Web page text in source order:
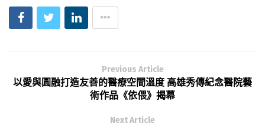
Previous Article
以愛與圓融打造友善的醫療空間溫度 高雄秀傳紀念醫院藝
術作品《依偎》揭幕
Next Article